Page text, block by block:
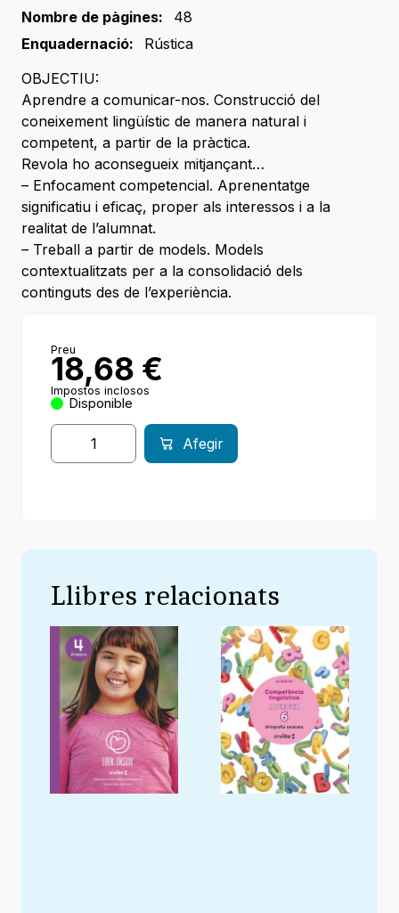
Nombre de pàgines:
48
Enquadernació:
Rústica
OBJECTIU:
Aprendre a comunicar-nos. Construcció del
coneixement lingüístic de manera natural i
competent, a partir de la pràctica.
Revola ho aconsegueix mitjançant…
– Enfocament competencial. Aprenentatge
significatiu i eficaç, proper als interessos i a la
realitat de l’alumnat.
– Treball a partir de models. Models
contextualitzats per a la consolidació dels
continguts des de l’experiència.
Preu
18,68 €
Impostos inclosos
Disponible
Afegir
Llibres relacionats